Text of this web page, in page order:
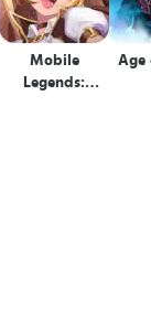
Mobile
Legends:
Age